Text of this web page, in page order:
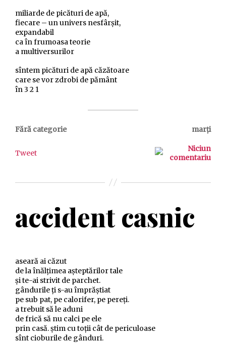
miliarde de picături de apă,
fiecare – un univers nesfârșit,
expandabil
ca în frumoasa teorie
a multiversurilor
sîntem picături de apă căzătoare
care se vor zdrobi de pământ
în 3 2 1
Fără categorie marți
Tweet
Niciun
comentariu
accident casnic
aseară ai căzut
de la înălțimea așteptărilor tale
și te-ai strivit de parchet.
gândurile ți s-au împrăștiat
pe sub pat, pe calorifer, pe pereți.
a trebuit să le aduni
de frică să nu calci pe ele
prin casă. știm cu toții cât de periculoase
sînt cioburile de gânduri.